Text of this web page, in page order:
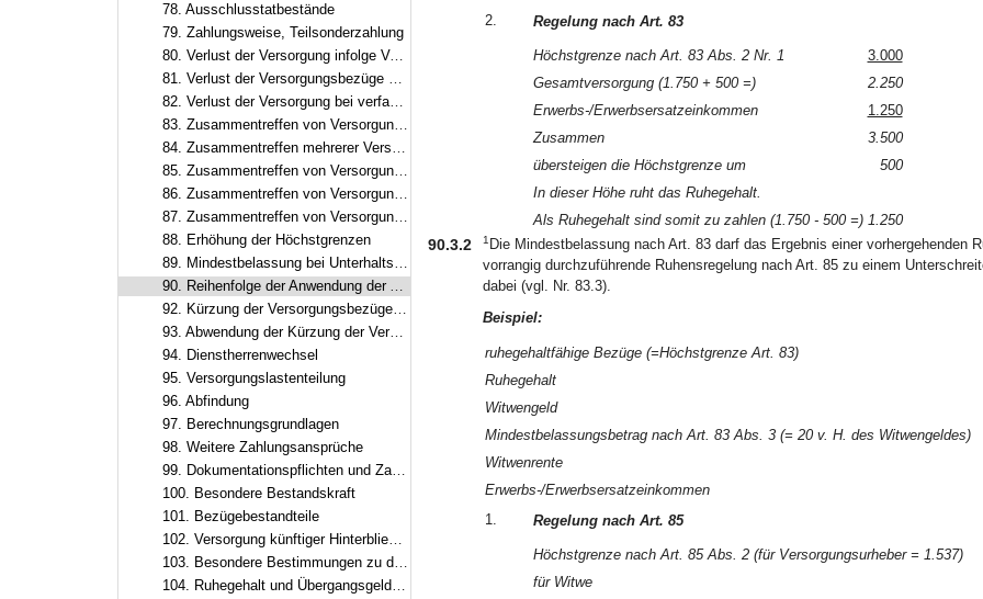
78. Ausschlusstatbestände
79. Zahlungsweise, Teilsonderzahlung
80. Verlust der Versorgung infolge Verurteilung
81. Verlust der Versorgungsbezüge bei Ablehnung einer erneuten Berufung
82. Verlust der Versorgung bei verfassungsfeindlicher Betätigung
83. Zusammentreffen von Versorgungsbezügen mit Erwerbs- und Erwerbsersatzeinkommen
84. Zusammentreffen mehrerer Versorgungsbezüge
85. Zusammentreffen von Versorgungsbezügen mit Renten
86. Zusammentreffen von Versorgungsbezügen mit Versorgung aus zwischenstaatlicher und überstaatlicher Verwendung
87. Zusammentreffen von Versorgungsbezügen mit Entschädigung oder Versorgungsbezügen nach dem Abgeordnetenstatut des Europäischen Parlaments
88. Erhöhung der Höchstgrenzen
89. Mindestbelassung bei Unterhaltsbeitrag nach Art. 55
90. Reihenfolge der Anwendung der Anrechnungs-, Kürzungs- und Ruhensvorschriften
92. Kürzung der Versorgungsbezüge wegen Versorgungsausgleich
93. Abwendung der Kürzung der Versorgungsbezüge
94. Dienstherrenwechsel
95. Versorgungslastenteilung
96. Abfindung
97. Berechnungsgrundlagen
98. Weitere Zahlungsansprüche
99. Dokumentationspflichten und Zahlungsmodalitäten
100. Besondere Bestandskraft
101. Bezügebestandteile
102. Versorgung künftiger Hinterbliebener, Versorgungsausgleich
103. Besondere Bestimmungen zu den ruhegehaltfähigen Bezügen, zur ruhegehaltfähigen Dienstzeit und zum Ruhegehalt
104. Ruhegehalt und Übergangsgeld auf Grund von Übergangsregelungen im Besoldungsrecht
2.
Regelung nach Art. 83
Höchstgrenze nach Art. 83 Abs. 2 Nr. 1
3.000
Gesamtversorgung (1.750 + 500 =)
2.250
Erwerbs-/Erwerbsersatzeinkommen
1.250
Zusammen
3.500
übersteigen die Höchstgrenze um
500
In dieser Höhe ruht das Ruhegehalt.
Als Ruhegehalt sind somit zu zahlen (1.750 - 500 =) 1.250
90.3.2 1 Die Mindestbelassung nach Art. 83 darf das Ergebnis einer vorhergehenden
vorrangig durchzuführende Ruhensregelung nach Art. 85 zu einem
dabei (vgl. Nr. 83.3).
Beispiel:
ruhegehaltfähige Bezüge (=Höchstgrenze Art. 83)
Ruhegehalt
Witwengeld
Mindestbelassungsbetrag nach Art. 83 Abs. 3 (= 20 v. H. des Witwengeldes)
Witwenrente
Erwerbs-/Erwerbsersatzeinkommen
1.
Regelung nach Art. 85
Höchstgrenze nach Art. 85 Abs. 2 (für Versorgungsurheber = 1.537)
für Witwe